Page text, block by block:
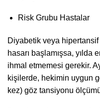
Risk Grubu Hastalar
Diyabetik veya
hasarı başlamışsa, yılda
ihmal etmemesi gerekir.
kişilerde, hekimin uygun
kez) göz tansiyonu